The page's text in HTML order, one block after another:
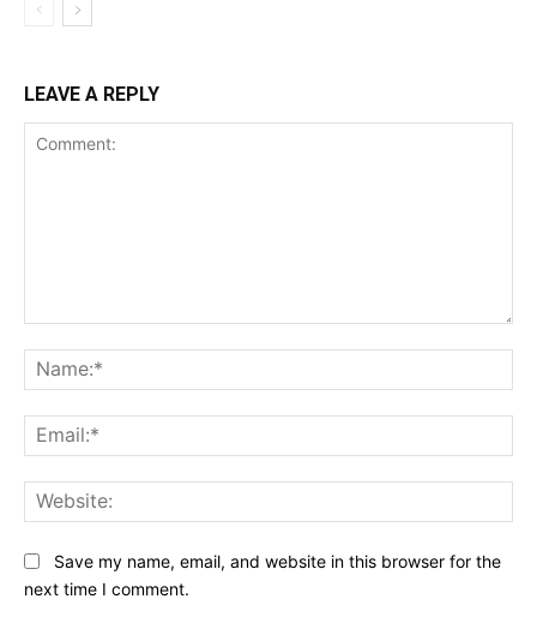
LEAVE A REPLY
Save my name, email, and website in this browser for the
next time I comment.